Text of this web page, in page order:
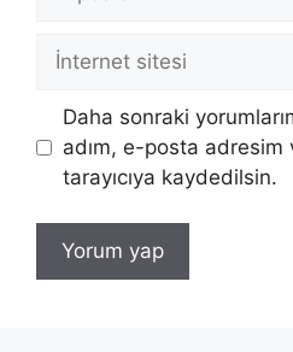
posta
İnternet
sitesi
Daha sonraki
adım, e-posta
tarayıcıya kaydedilsin.